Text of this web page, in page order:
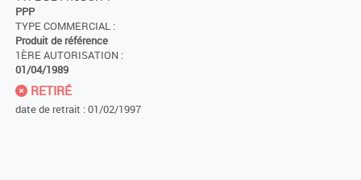
PPP
TYPE COMMERCIAL :
Produit de référence
1ÈRE AUTORISATION :
01/04/1989
RETIRÉ
date de retrait : 01/02/1997